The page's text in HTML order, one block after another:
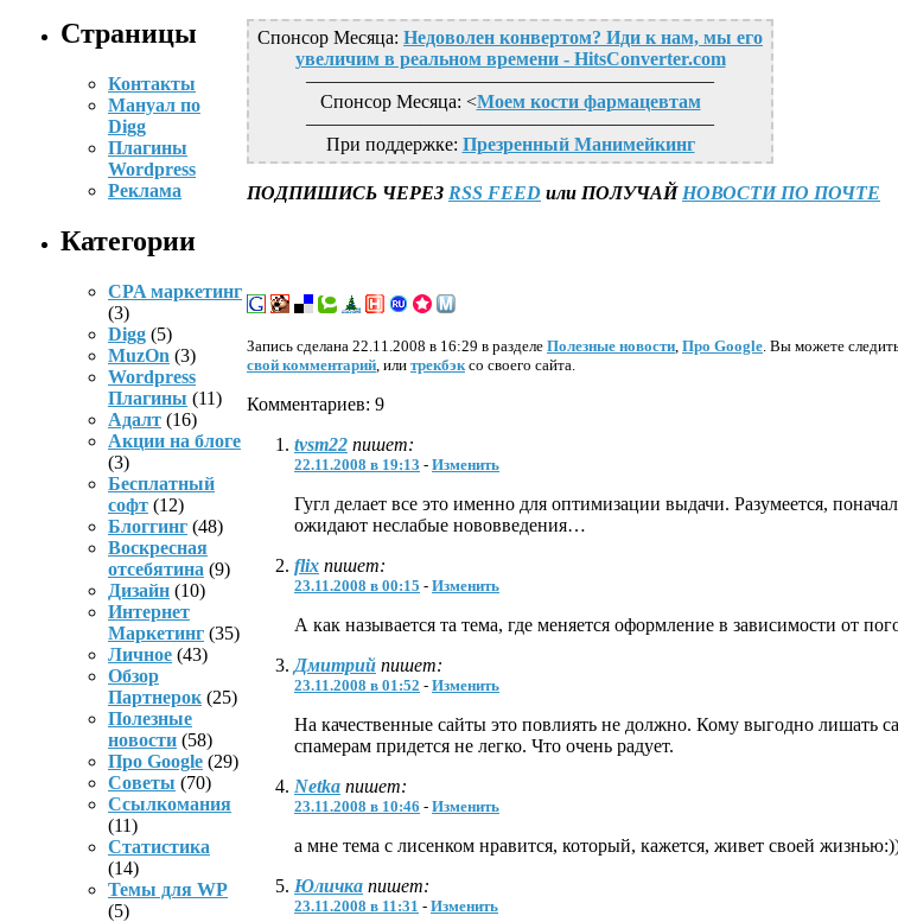
Страницы
Контакты
Мануал по
Digg
Плагины
Wordpress
Реклама
Категории
CPA маркетинг
(3)
Digg (5)
MuzOn (3)
Wordpress
Плагины (11)
Адалт (16)
Акции на блоге
(3)
Бесплатный
софт (12)
Блоггинг (48)
Воскресная
отсебятина (9)
Дизайн (10)
Интернет
Маркетинг (35)
Личное (43)
Обзор
Партнерок (25)
Полезные
новости (58)
Про Google (29)
Советы (70)
Ссылкомания
(11)
Статистика
(14)
Темы для WP
(5)
Спонсор Месяца: Недоволен конвертом? Иди к нам, мы его
увеличим в реальном времени - HitsConverter.com
—————————————————————–
Спонсор Месяца: <Моем кости фармацевтам
—————————————————————–
При поддержке: Презренный Манимейкинг
ПОДПИШИСЬ ЧЕРЕЗ RSS FEED или ПОЛУЧАЙ НОВОСТИ ПО ПОЧТЕ
Запись сделана 22.11.2008 в 16:29 в разделе Полезные новости Про Google . Вы можете
свой комментарий , или трекбэк со своего сайта.
Комментариев: 9
tvsm22 пишет:
22.11.2008 в 19:13 - Изменить
Гугл делает все это именно для оптимизации выдачи. Разумеется,
ожидают неслабые нововведения…
flix пишет:
23.11.2008 в 00:15 - Изменить
А как называется та тема, где меняется оформление в зависимости от
Дмитрий пишет:
23.11.2008 в 01:52 - Изменить
На качественные сайты это повлиять не должно. Кому выгодно лишать
спамерам придется не легко. Что очень радует.
Netka пишет:
23.11.2008 в 10:46 - Изменить
а мне тема с лисенком нравится, который, кажется, живет своей
Юличка пишет:
23.11.2008 в 11:31 - Изменить